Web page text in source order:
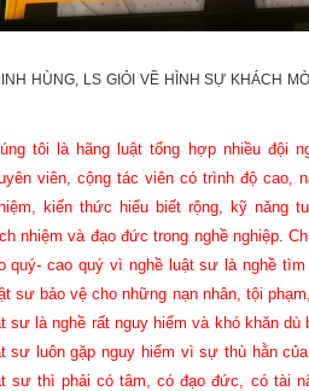
HÙNG, LS GIỎI VỀ HÌNH SỰ KHÁCH
tôi là hãng luật tổng hợp nhiều đội
viên, cộng tác viên có trình độ cao,
kiến thức hiểu biết rộng, kỹ năng
nhiệm và đạo đức trong nghề nghiệp.
quý- cao quý vì nghề luật sư là nghề
sư bảo vệ cho những nạn nhân, tội
sư là nghề rất nguy hiểm và khó khăn
sư luôn gặp nguy hiểm vì sự thù hằn
sư thì phải có tâm, có đạo đức, có tài